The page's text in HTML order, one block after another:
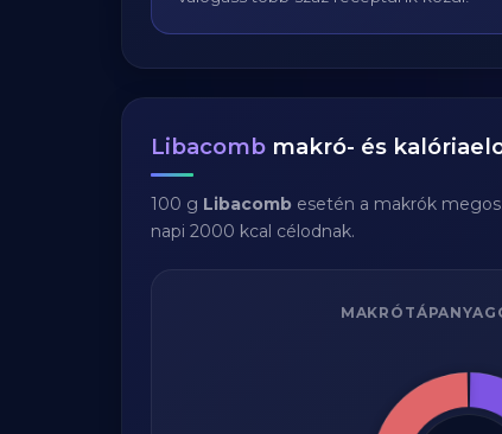
Libacomb makró- és
100 g Libacomb esetén a makrók
napi 2000 kcal célodnak.